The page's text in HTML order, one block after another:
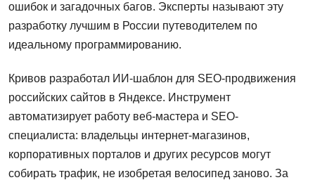
ошибок и загадочных багов. Эксперты называют эту
разработку лучшим в России путеводителем по
идеальному программированию.
Кривов разработал ИИ-шаблон для SEO-продвижения
российских сайтов в Яндексе. Инструмент
автоматизирует работу веб-мастера и SEO-
специалиста: владельцы интернет-магазинов,
корпоративных порталов и других ресурсов могут
собирать трафик, не изобретая велосипед заново. За